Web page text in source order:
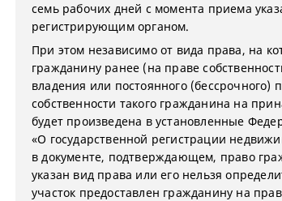
семь рабочих дней с момента приема
регистрирующим органом.
При этом независимо от вида права, на
гражданину ранее (на праве
владения или постоянного (бессрочного)
собственности такого гражданина на
будет произведена в установленные
«О государственной регистрации
в документе, подтверждающем, право
указан вид права или его нельзя
участок предоставлен гражданину на